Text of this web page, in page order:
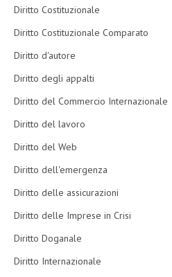
Diritto Costituzionale
Diritto Costituzionale Comparato
Diritto d'autore
Diritto degli appalti
Diritto del Commercio Internazionale
Diritto del lavoro
Diritto del Web
Diritto dell'emergenza
Diritto delle assicurazioni
Diritto delle Imprese in Crisi
Diritto Doganale
Diritto Internazionale